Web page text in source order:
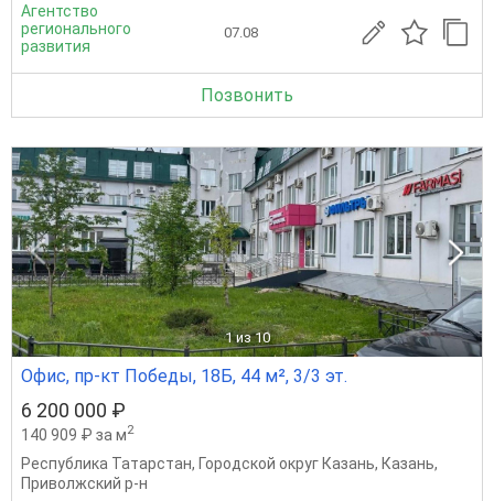
Агентство
регионального
развития
07.08
Позвонить
1 из 10
Офис, пр-кт Победы, 18Б, 44 м², 3/3 эт.
6 200 000 ₽
140 909 ₽ за м2
Республика Татарстан, Городской округ Казань, Казань,
Приволжский р-н